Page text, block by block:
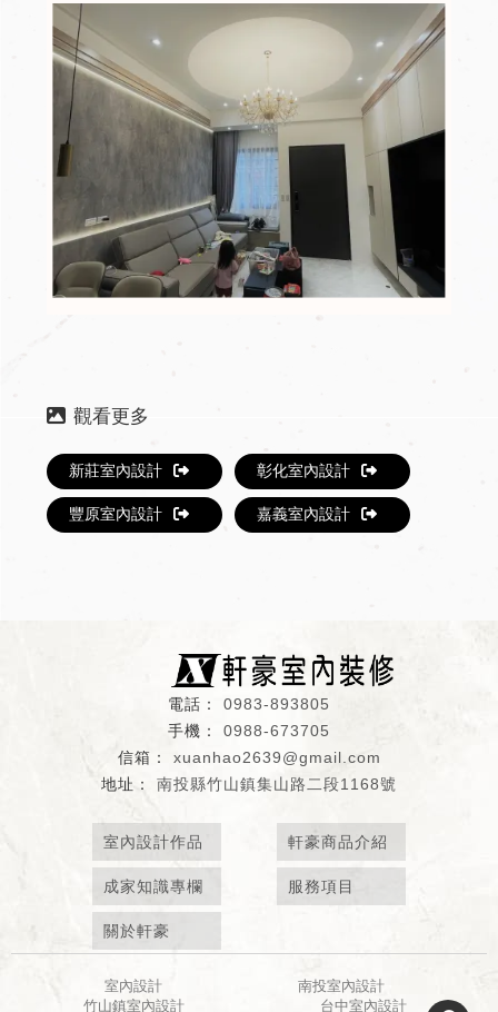
新莊室內設計 彰化室內設計
豐原室內設計 嘉義室內設計
0983-893805
0988-673705
xuanhao2639@gmail.com
南投縣竹山鎮集山路二段1168號
室內設計作品 軒豪商品介紹
成家知識專欄 服務項目
關於軒豪
室內設計
南投室內設計
竹山鎮室內設計
台中室內設計